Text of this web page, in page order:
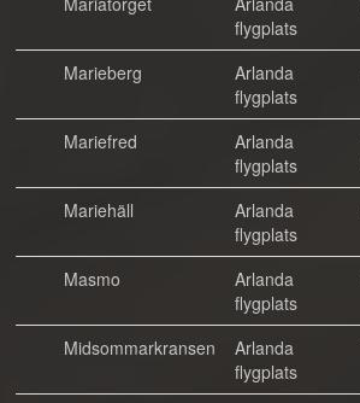
flygplats
Marieberg
Arlanda
flygplats
Mariefred
Arlanda
flygplats
Mariehäll
Arlanda
flygplats
Masmo
Arlanda
flygplats
Midsommarkransen
Arlanda
flygplats